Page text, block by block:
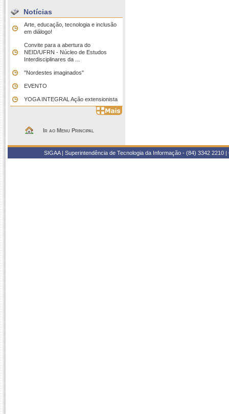
Notícias
Arte, educação, tecnologia e inclusão
em diálogo!
Convite para a abertura do
NEID/UFRN - Núcleo de Estudos
Interdisciplinares da ...
"Nordestes imaginados"
EVENTO
YOGA INTEGRAL Ação extensionista
Ir ao Menu Principal
SIGAA | Superintendência de Tecnologia da Informação - (84) 3342